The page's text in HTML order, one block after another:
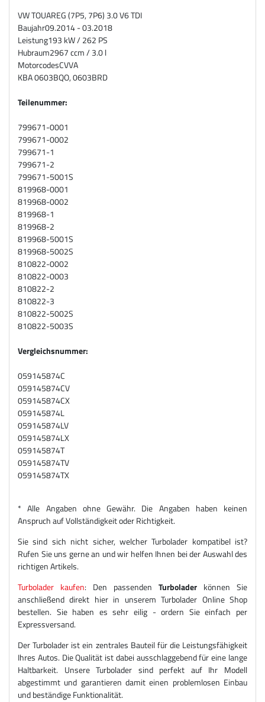
VW TOUAREG (7P5, 7P6) 3.0 V6 TDI
Baujahr09.2014 - 03.2018
Leistung193 kW / 262 PS
Hubraum2967 ccm / 3.0 l
MotorcodesCVVA
KBA0603BQO, 0603BRD
Teilenummer:
799671-0001
799671-0002
799671-1
799671-2
799671-5001S
819968-0001
819968-0002
819968-1
819968-2
819968-5001S
819968-5002S
810822-0002
810822-0003
810822-2
810822-3
810822-5002S
810822-5003S
Vergleichsnummer:
059145874C
059145874CV
059145874CX
059145874L
059145874LV
059145874LX
059145874T
059145874TV
059145874TX
* Alle Angaben ohne Gewähr. Die Angaben haben keinen
Anspruch auf Vollständigkeit oder Richtigkeit.
Sie sind sich nicht sicher, welcher Turbolader kompatibel ist?
Rufen Sie uns gerne an und wir helfen Ihnen bei der Auswahl des
richtigen Artikels.
Turbolader kaufen: Den passenden Turbolader können Sie
anschließend direkt hier in unserem Turbolader Online Shop
bestellen. Sie haben es sehr eilig - ordern Sie einfach per
Expressversand.
Der Turbolader ist ein zentrales Bauteil für die Leistungsfähigkeit
Ihres Autos. Die Qualität ist dabei ausschlaggebend für eine lange
Haltbarkeit. Unsere Turbolader sind perfekt auf Ihr Modell
abgestimmt und garantieren damit einen problemlosen Einbau
und beständige Funktionalität.